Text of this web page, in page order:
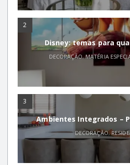
2
Disney: temas para
DECORAÇÃO,MATÉRIA
3
Ambientes Integrados –
DECORAÇÃO,